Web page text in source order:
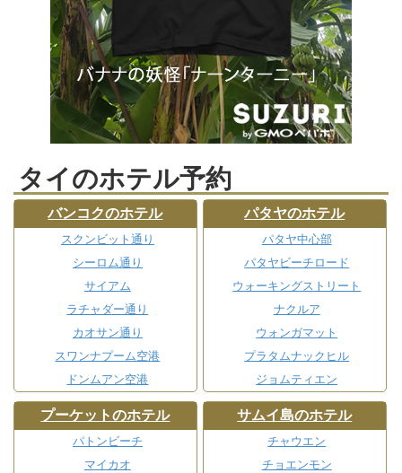
タイのホテル予約
バンコクのホテル
スクンビット通り
シーロム通り
サイアム
ラチャダー通り
カオサン通り
スワンナプーム空港
ドンムアン空港
パタヤのホテル
パタヤ中心部
パタヤビーチロード
ウォーキングストリート
ナクルア
ウォンガマット
プラタムナックヒル
ジョムティエン
プーケットのホテル
パトンビーチ
マイカオ
サムイ島のホテル
チャウエン
チョエンモン